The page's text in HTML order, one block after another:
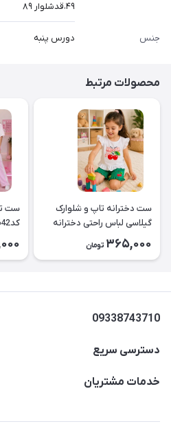
۴۹،قدشلوار ۸۹
جنس دورس پنبه
محصولات مرتبط
ست دخترانه تاپ و شلوارک
گیلاسی لباس راحتی دخترانه
365,000 تومان
ست
کد2642
09338743710
دسترسی سریع
حساب کاربری
خدمات مشتریان